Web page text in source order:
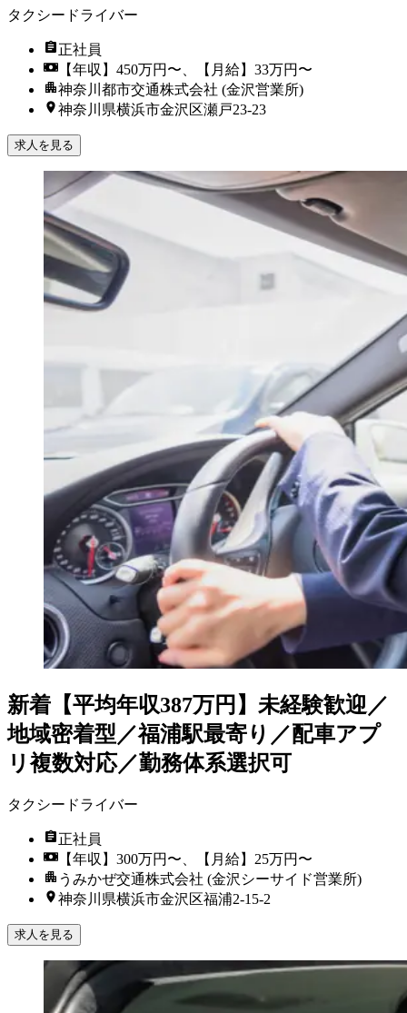
タクシードライバー
正社員
【年収】450万円〜、【月給】33万円〜
神奈川都市交通株式会社 (金沢営業所)
神奈川県横浜市金沢区瀬戸23-23
求人を見る
新着 【平均年収387万円】未経験歓迎／
地域密着型／福浦駅最寄り／配車アプ
リ複数対応／勤務体系選択可
タクシードライバー
正社員
【年収】300万円〜、【月給】25万円〜
うみかぜ交通株式会社 (金沢シーサイド営業所)
神奈川県横浜市金沢区福浦2-15-2
求人を見る